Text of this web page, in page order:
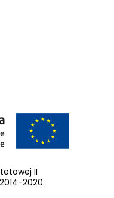
II
2020.